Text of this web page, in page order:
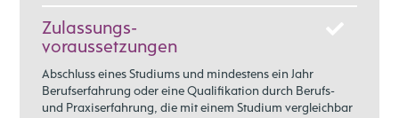
Zulassungs-
voraussetzungen
Abschluss eines Studiums und mindestens ein Jahr
Berufserfahrung oder eine Qualifikation durch Berufs-
und Praxiserfahrung, die mit einem Studium vergleichbar